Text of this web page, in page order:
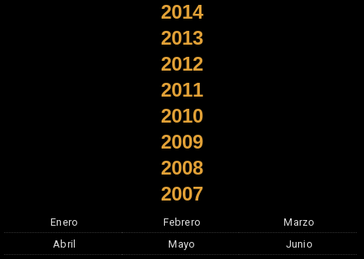
2014
2013
2012
2011
2010
2009
2008
2007
Enero Febrero
Marzo
Abril
Mayo
Junio